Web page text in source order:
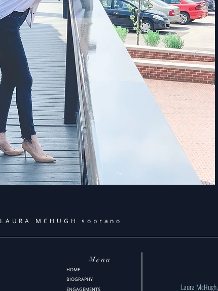
LAURA MCHUGH soprano
Menu
HOME
BIOGRAPHY
ENGAGEMENTS
Laura